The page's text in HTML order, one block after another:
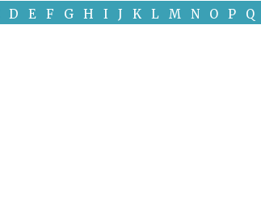
D E F G H I J K L M N O P Q